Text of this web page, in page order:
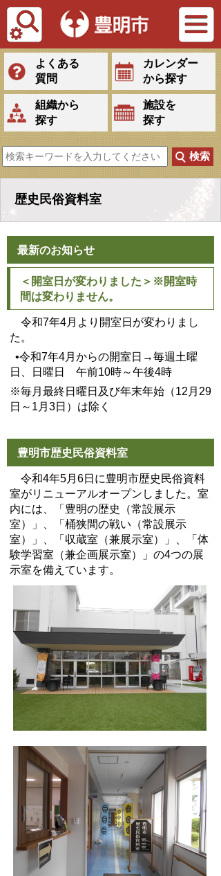
Tiếng Việt
よくある
質問
カレンダー
から探す
組織から
探す
施設を
探す
歴史民俗資料室
最新のお知らせ
＜開室日が変わりました＞※開室時
間は変わりません。
令和7年4月より開室日が変わりまし
た。
•令和7年4月からの開室日→毎週土曜
日、日曜日 午前10時～午後4時
※毎月最終日曜日及び年末年始（12月29
日～1月3日）は除く
豊明市歴史民俗資料室
令和4年5月6日に豊明市歴史民俗資料
室がリニューアルオープンしました。室
内には、「豊明の歴史（常設展示
室）」、「桶狭間の戦い（常設展示
室）」、「収蔵室（兼展示室）」、「体
験学習室（兼企画展示室）」の4つの展
示室を備えています。